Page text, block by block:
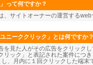
って何ですか？
、サイトオーナーの運営する
ニーククリック」とは何ですか
を見た人がその広告をクリック
リック」と表記された案件につ
、月内に１回クリックした端